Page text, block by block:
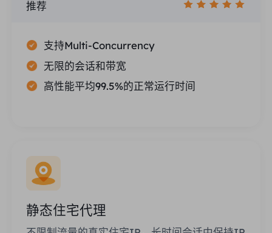
推荐
支持Multi-Concurrency
无限的会话和带宽
高性能平均99.5%的正常运行时间
静态住宅代理